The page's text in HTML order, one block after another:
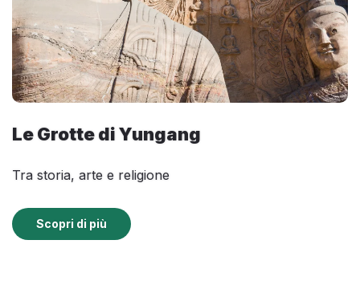
Le Grotte di Yungang
Tra storia, arte e religione
Scopri di più